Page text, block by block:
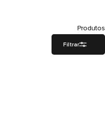
Produtos
Filtrar